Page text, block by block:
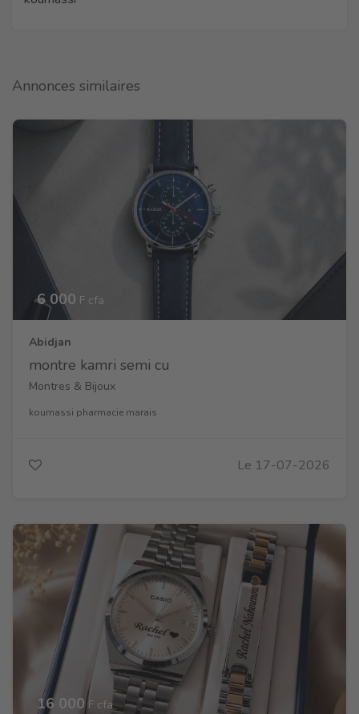
Annonces similaires
6 000 F cfa
Abidjan
montre kamri semi cu
Montres & Bijoux
koumassi pharmacie marais
Le 17-07-2026
16 000F cfa